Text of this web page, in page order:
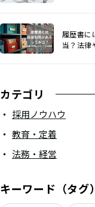
履歴書に
当？法律
カテゴリ
採用ノウハウ
教育・定着
法務・経営
キーワード（タグ）